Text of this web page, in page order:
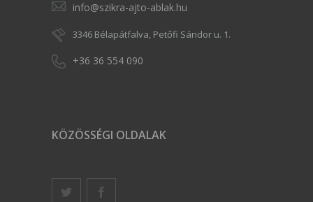
info@szikra-ajto-ablak.hu
3346 Bélapátfalva, Petőfi Sándor u. 1.
+36 36 554 090
KÖZÖSSÉGI OLDALAK